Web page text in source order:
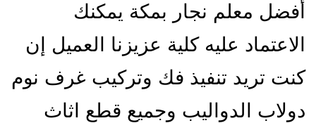
أفضل معلم نجار بمكة يمكنك
الاعتماد عليه كلية عزيزنا العميل إن
كنت تريد تنفيذ فك وتركيب غرف نوم
دولاب الدواليب وجميع قطع اثاث